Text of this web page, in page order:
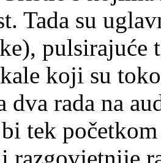
Tada su
pulsirajuće
koji su
dva rada na
tek
razgovjetnije